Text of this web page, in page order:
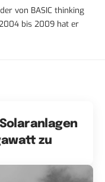
von BASIC thinking
bis 2009 hat er
zu